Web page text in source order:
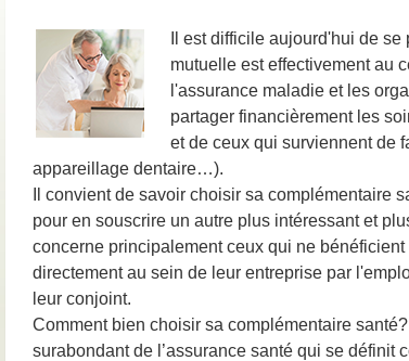
Il est difficile aujourd'hui de
mutuelle est effectivement au
l'assurance maladie et les
partager financièrement les
et de ceux qui surviennent de
appareillage dentaire…).
Il convient de savoir choisir sa
pour en souscrire un autre plus intéressant et
concerne principalement ceux qui ne bénéficient
directement au sein de leur entreprise par
leur conjoint.
Comment bien choisir sa complémentaire
surabondant de l’assurance santé qui se définit